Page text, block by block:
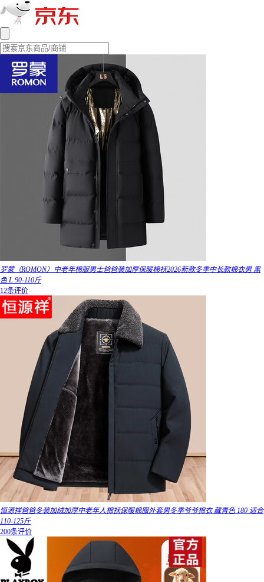
罗蒙（ROMON）中老年棉服男士爸爸装加厚保暖棉袄2026新款冬季中长款棉衣男 黑
色 L 90-110斤
12条评价
恒源祥爸爸冬装加绒加厚中老年人棉袄保暖棉服外套男冬季爷爷棉衣 藏青色 180 适合
110-125斤
200条评价